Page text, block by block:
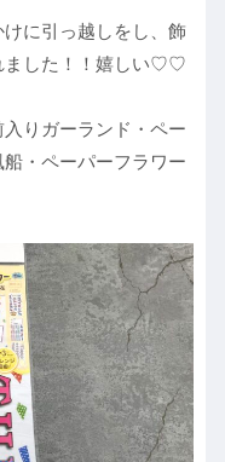
に引っ越しをし、飾
ました！！嬉しい♡♡
りガーランド・ペー
・ペーパーフラワー